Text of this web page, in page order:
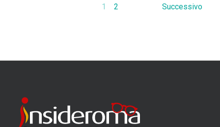
1 2 Successivo